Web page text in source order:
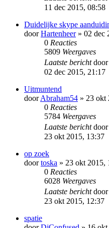
11 dec 2015, 08:58
Duidelijke skype
doorHartenheer» 02 dec
0 Reacties
5809 Weergaves
Laatste berichtdoor
02 dec 2015, 21:17
Uitmuntend
doorAbraham54 » 23 okt
0 Reacties
5784 Weergaves
Laatste berichtdoor
23 okt 2015, 13:37
op zoek
doortoska » 23 okt 2015,
0 Reacties
6028 Weergaves
Laatste berichtdoor
23 okt 2015, 12:37
spatie